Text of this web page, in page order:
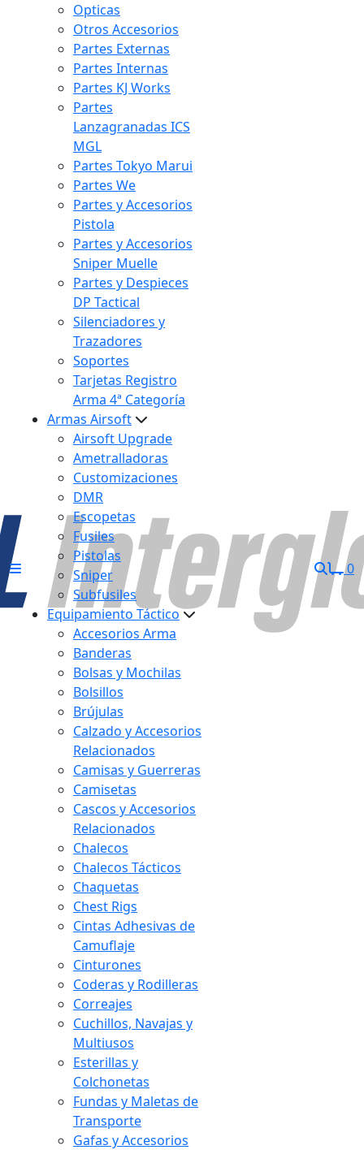
Opticas
Otros Accesorios
Partes Externas
Partes Internas
Partes KJ Works
Partes
Lanzagranadas ICS
MGL
Partes Tokyo Marui
Partes We
Partes y Accesorios
Pistola
Partes y Accesorios
Sniper Muelle
Partes y Despieces
DP Tactical
Silenciadores y
Trazadores
Soportes
Tarjetas Registro
Arma 4ª Categoría
Armas Airsoft
Airsoft Upgrade
Ametralladoras
Customizaciones
DMR
Escopetas
Fusiles
Pistolas
Sniper
Subfusiles
Equipamiento Táctico
Accesorios Arma
Banderas
Bolsas y Mochilas
Bolsillos
Brújulas
Calzado y Accesorios
Relacionados
Camisas y Guerreras
Camisetas
Cascos y Accesorios
Relacionados
Chalecos
Chalecos Tácticos
Chaquetas
Chest Rigs
Cintas Adhesivas de
Camuflaje
Cinturones
Coderas y Rodilleras
Correajes
Cuchillos, Navajas y
Multiusos
Esterillas y
Colchonetas
Fundas y Maletas de
Transporte
Gafas y Accesorios
0